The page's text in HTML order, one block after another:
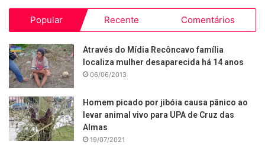
Popular Recente Comentários
Através do Mídia Recôncavo família
localiza mulher desaparecida há 14 anos
06/06/2013
Homem picado por jibóia causa pânico ao
levar animal vivo para UPA de Cruz das
Almas
19/07/2021